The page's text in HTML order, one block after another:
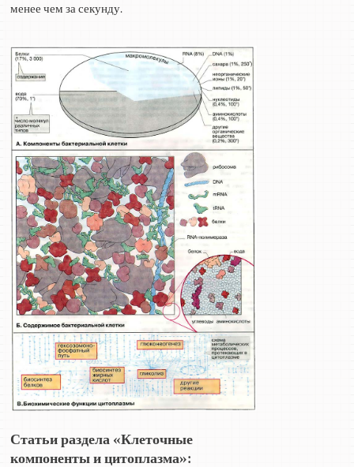
менее чем за секунду.
Статьи раздела «Клеточные
компоненты и цитоплазма»: